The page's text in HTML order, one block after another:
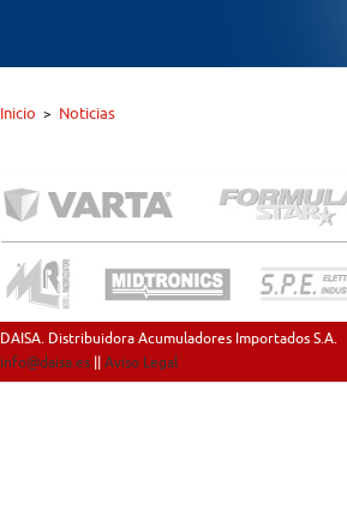
Inicio > Noticias
DAISA. Distribuidora Acumuladores Importados S.A.
info@daisa.es|| Aviso Legal